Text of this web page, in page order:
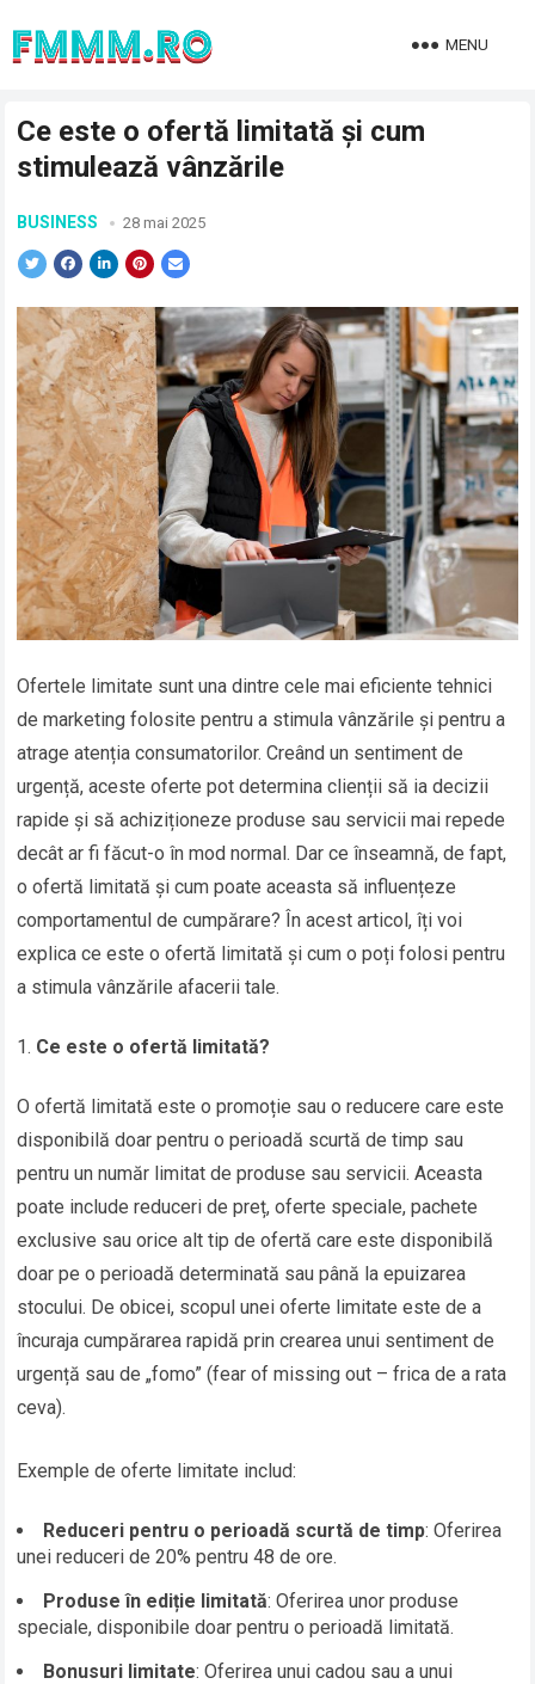
MENU
Ce este o ofertă limitată și cum
stimulează vânzările
BUSINESS 28 mai 2025
Ofertele limitate sunt una dintre cele mai eficiente tehnici
de marketing folosite pentru a stimula vânzările și pentru a
atrage atenția consumatorilor. Creând un sentiment de
urgență, aceste oferte pot determina clienții să ia decizii
rapide și să achiziționeze produse sau servicii mai repede
decât ar fi făcut-o în mod normal. Dar ce înseamnă, de fapt,
o ofertă limitată și cum poate aceasta să influențeze
comportamentul de cumpărare? În acest articol, îți voi
explica ce este o ofertă limitată și cum o poți folosi pentru
a stimula vânzările afacerii tale.
Ce este o ofertă limitată?
O ofertă limitată este o promoție sau o reducere care este
disponibilă doar pentru o perioadă scurtă de timp sau
pentru un număr limitat de produse sau servicii. Aceasta
poate include reduceri de preț, oferte speciale, pachete
exclusive sau orice alt tip de ofertă care este disponibilă
doar pe o perioadă determinată sau până la epuizarea
stocului. De obicei, scopul unei oferte limitate este de a
încuraja cumpărarea rapidă prin crearea unui sentiment de
urgență sau de „fomo” (fear of missing out – frica de a rata
ceva).
Exemple de oferte limitate includ:
Reduceri pentru o perioadă scurtă de timp: Oferirea
unei reduceri de 20% pentru 48 de ore.
Produse în ediție limitată: Oferirea unor produse
speciale, disponibile doar pentru o perioadă limitată.
Bonusuri limitate: Oferirea unui cadou sau a unui